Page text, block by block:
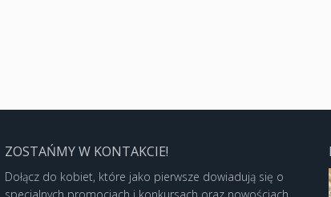
ZOSTAŃMY W KONTAKCIE!
Dołącz do kobiet, które jako pierwsze dowiadują się o